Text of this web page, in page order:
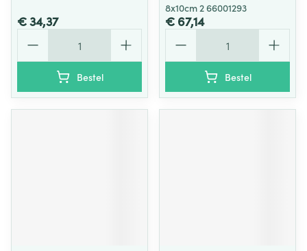
€ 34,37
Bestel
8x10cm 2 66001293
€ 67,14
Bestel